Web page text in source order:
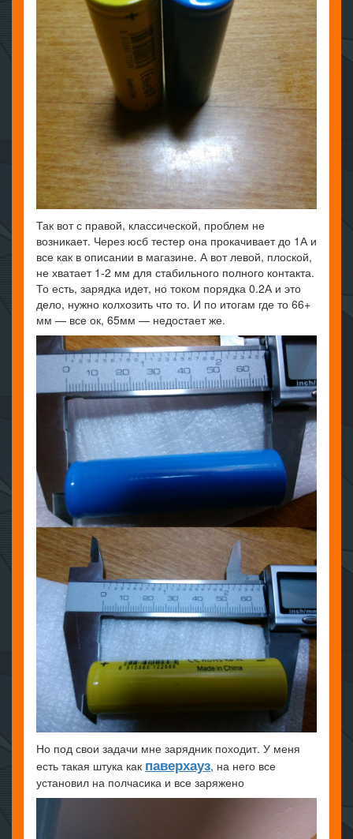
Так вот с правой, классической, проблем не
возникает. Через юсб тестер она прокачивает до 1А и
все как в описании в магазине. А вот левой, плоской,
не хватает 1-2 мм для стабильного полного контакта.
То есть, зарядка идет, но током порядка 0.2А и это
дело, нужно колхозить что то. И по итогам где то 66+
мм — все ок, 65мм — недостает же.
Но под свои задачи мне зарядник походит. У меня
есть такая штука как паверхауз, на него все
установил на полчасика и все заряжено